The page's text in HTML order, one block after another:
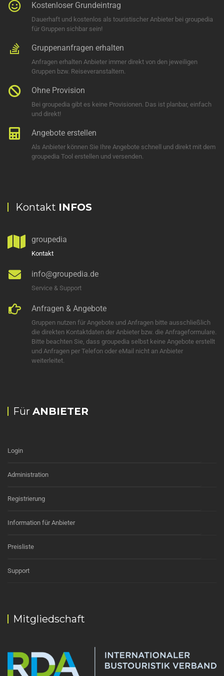
Kostenloser Grundeintrag
Dauerhaft und kostenlos als touristischer Anbieter bei groupedia
für Gruppen sichbar sein!
Gruppenanfragen erhalten
Anfragen erhalten Anbieter immer direkt von den jeweiligen
Gruppen bzw. Reiseveranstaltern.
Ohne Provision
Bei groupedia gibt es keine Provisionen. Das ist planbar, einfach
und direkt!
Angebote erstellen
Als Anbieter können Sie Ihre Angebote schnell und direkt mit dem
groupedia Tool erstellen und versenden.
Kontakt INFOS
groupedia
Kontakt
info@groupedia.de
Service & Support
Anfragen & Angebote
Gruppen nutzen für Angebote und Anfragen bitte ausschließlich
die direkten Kontaktdaten der Anbieter bzw. die Anfrageformulare.
Bitte beachten Sie, dass groupedia selbst keine Angebote erstellt
und Anfragen per Telefon oder eMail nicht an Anbieter
weiterleitet.
Für ANBIETER
Login
Administration
Registrierung
Information für Anbieter
Preisliste
Support
Mitgliedschaft